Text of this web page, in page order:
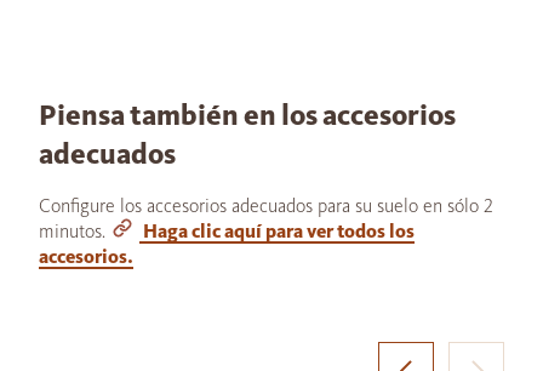
Piensa también en los accesorios
adecuados
Configure los accesorios adecuados para su suelo en sólo 2
minutos.
Haga clic aquí para ver todos los
accesorios.